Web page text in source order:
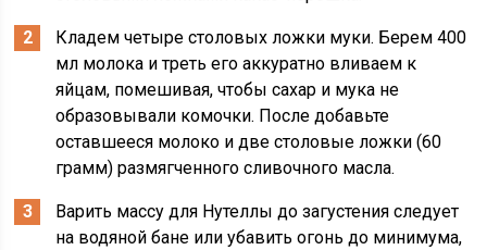
Кладем четыре столовых ложки муки. Берем 400
мл молока и треть его аккуратно вливаем к
яйцам, помешивая, чтобы сахар и мука не
образовывали комочки. После добавьте
оставшееся молоко и две столовые ложки (60
грамм) размягченного сливочного масла.
Варить массу для Нутеллы до загустения следует
на водяной бане или убавить огонь до минимума,